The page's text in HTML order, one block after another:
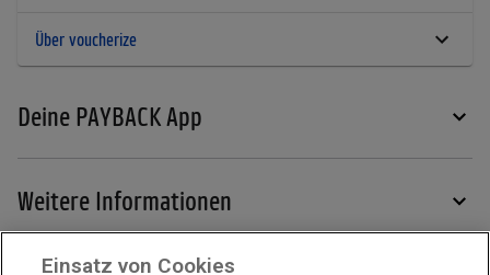
Über voucherize
Deine PAYBACK App
Weitere Informationen
Einsatz von Cookies